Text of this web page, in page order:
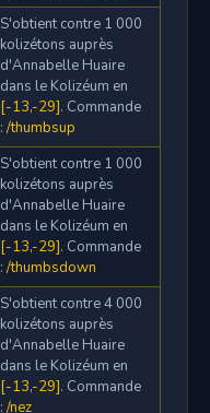
S'obtient contre 1 000
kolizétons auprès
d'Annabelle Huaire
dans le Kolizéum en
[-13,-29]. Commande
: /thumbsup
S'obtient contre 1 000
kolizétons auprès
d'Annabelle Huaire
dans le Kolizéum en
[-13,-29]. Commande
: /thumbsdown
S'obtient contre 4 000
kolizétons auprès
d'Annabelle Huaire
dans le Kolizéum en
[-13,-29]. Commande
: /nez